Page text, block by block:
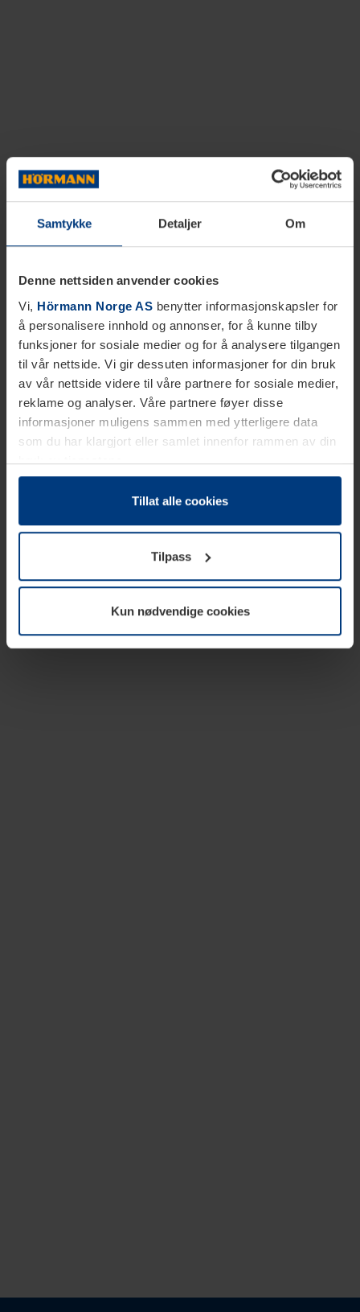
Samtykke Detaljer Om
Denne nettsiden anvender cookies
Vi, Hörmann Norge AS benytter informasjonskapsler for
å personalisere innhold og annonser, for å kunne tilby
funksjoner for sosiale medier og for å analysere tilgangen
til vår nettside. Vi gir dessuten informasjoner for din bruk
av vår nettside videre til våre partnere for sosiale medier,
reklame og analyser. Våre partnere føyer disse
informasjoner muligens sammen med ytterligere data
som du har klargjort eller samlet innenfor rammen av din
bruk av tjenestene.
Etter loven kan vi lagre informasjonskapsler på din
datamaskin, hvis disse er absolutt nødvendig for drift av
trenger vi din tillatelse. Du kan når som helst endre eller
tilbakekalle ditt samtykke i forklaringen av
informasjonskapselen på sidenPersonvernerklæringpå
Tillat alle cookies
Tilpass
Kun nødvendige cookies